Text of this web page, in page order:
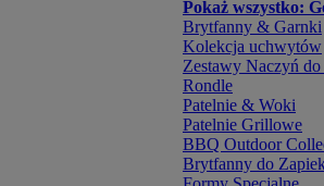
Pokaż wszystko:
Brytfanny & Garnki
Kolekcja uchwytów
Zestawy Naczyń
Rondle
Patelnie & Woki
Patelnie Grillowe
BBQ Outdoor
Brytfanny do